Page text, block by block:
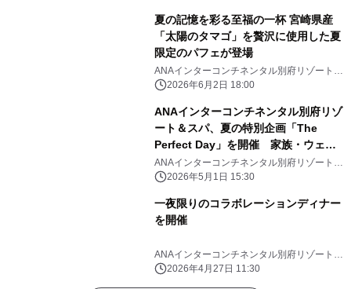
夏の記憶を彩る至福の一杯 宮崎県産
「太陽のタマゴ」を贅沢に使用した夏
限定のパフェが登場
ANAインターコンチネンタル別府リゾート＆
スパ2026年6月2日 18:00
ANAインターコンチネンタル別府リゾ
ート＆スパ、夏の特別企画「The
Perfect Day」を開催 家族・ウェル
ネス・プライベートの3つの滞在体験
を提供
ANAインターコンチネンタル別府リゾート＆
スパ2026年5月1日 15:30
一夜限りのコラボレーションディナー
を開催
ANAインターコンチネンタル別府リゾート＆
スパ2026年4月27日 11:30